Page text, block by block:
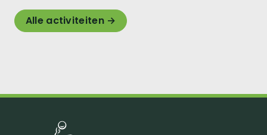
Alle activiteiten →